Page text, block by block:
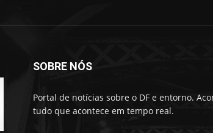
SOBRE NÓS
Portal de notícias sobre o DF e entorno.
tudo que acontece em tempo real.